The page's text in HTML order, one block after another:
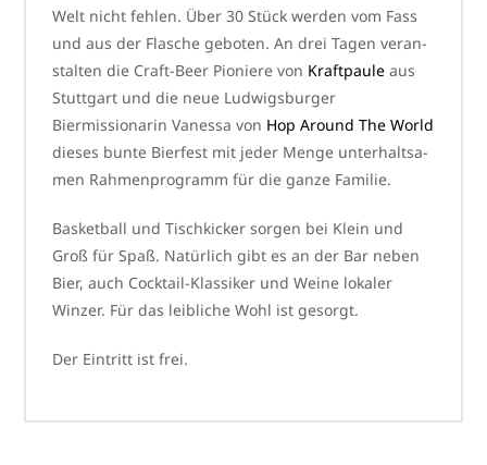
Welt nicht feh­len. Über 30 Stück wer­den vom Fass
und aus der Flasche gebo­ten. An drei Tagen ver­an­
stal­ten die Craft-Beer Pioniere von Kraftpaule aus
Stuttgart und die neue Ludwigsburger
Biermissionarin Vanessa von Hop Around The World
die­ses bun­te Bierfest mit jeder Menge unter­halt­sa­
men Rahmenprogramm für die gan­ze Familie.
Basketball und Tischkicker sor­gen bei Klein und
Groß für Spaß. Natürlich gibt es an der Bar neben
Bier, auch Cocktail-Klassiker und Weine loka­ler
Winzer. Für das leib­li­che Wohl ist gesorgt.
Der Eintritt ist frei.